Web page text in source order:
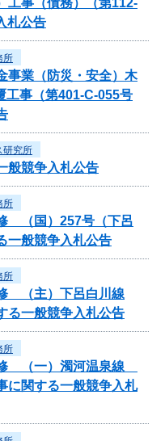
札公告
所
業（防災・安全）木
工事（第401-C-055号
研究所
般競争入札公告
所
（国）257号（下呂
一般競争入札公告
所
（主）下呂白川線
る一般競争入札公告
所
（一）濁河温泉線
に関する一般競争入札